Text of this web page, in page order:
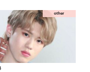
other